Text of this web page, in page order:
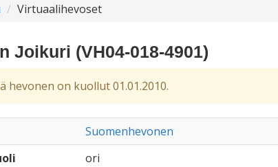
Virtuaalihevoset
Joikuri (VH04-018-4901)
hevonen on kuollut 01.01.2010.
Suomenhevonen
ori